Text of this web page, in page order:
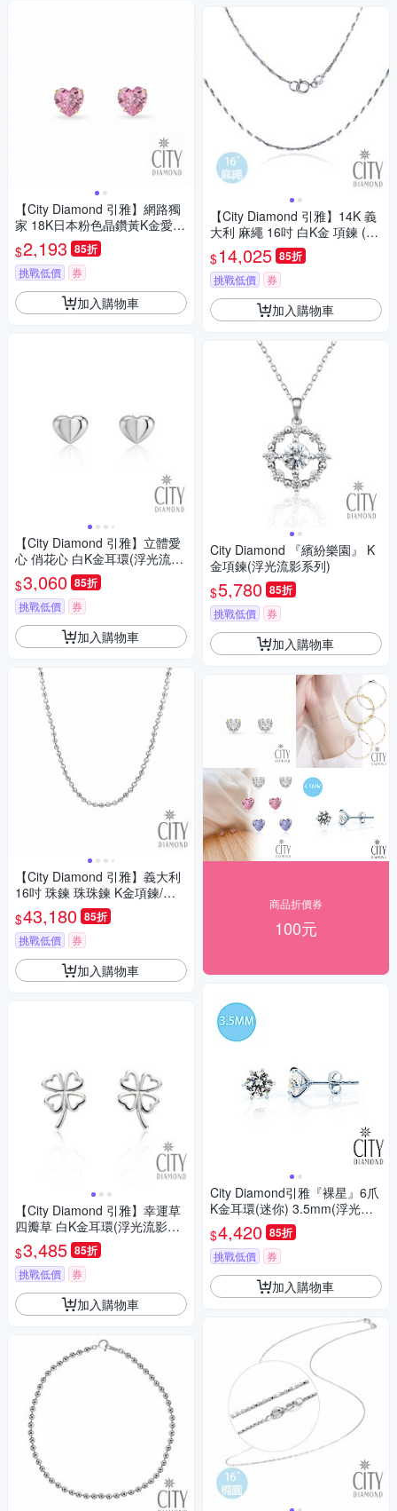
【City Diamond 引雅】網路獨
家 18K日本粉色晶鑽黃K金愛心
造型耳環(東京Yuki系列)
$2,193 85折
挑戰低價 券
加入購物車
【City Diamond 引雅】立體愛
心 俏花心 白K金耳環(浮光流影
系列)
$3,060 85折
挑戰低價 券
加入購物車
【City Diamond 引雅】義大利
16吋 珠鍊 珠珠鍊 K金項鍊/項
鏈(浮光流影系列)
$43,180 85折
挑戰低價 券
加入購物車
【City Diamond 引雅】幸運草
四瓣草 白K金耳環(浮光流影系
列)
$3,485 85折
挑戰低價 券
加入購物車
【City Diamond 引雅】14K 義
大利 麻繩 16吋 白K金 項鍊 (浮
光流影系列)
$14,025 85折
挑戰低價 券
加入購物車
City Diamond 『繽紛樂園』 K
金項鍊(浮光流影系列)
$5,780 85折
挑戰低價 券
加入購物車
商品折價券
100元
City Diamond引雅『裸星』6爪
K金耳環(迷你) 3.5mm(浮光流
影系列)
$4,420 85折
挑戰低價 券
加入購物車